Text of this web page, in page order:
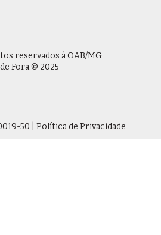
reservados à OAB/MG
Fora © 2025
50 | Política de Privacidade